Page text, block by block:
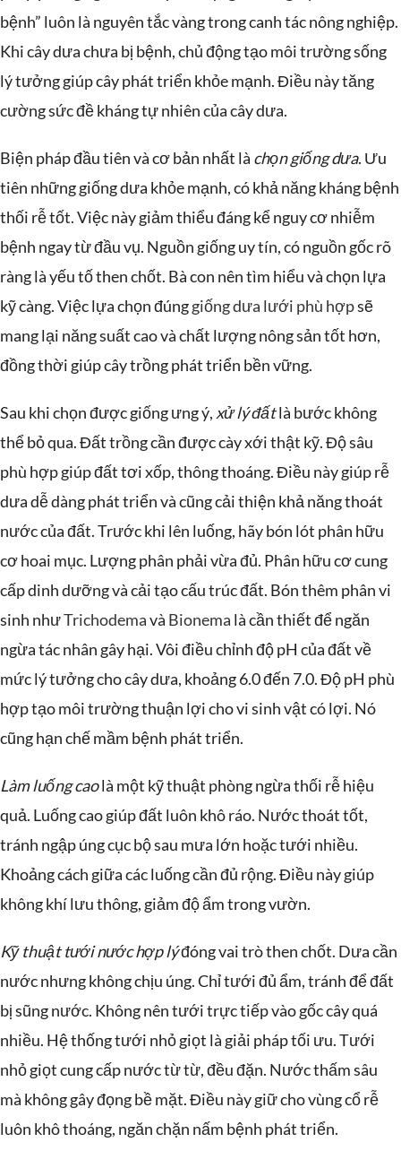
bệnh” luôn là nguyên tắc vàng trong canh tác nông nghiệp.
Khi cây dưa chưa bị bệnh, chủ động tạo môi trường sống
lý tưởng giúp cây phát triển khỏe mạnh. Điều này tăng
cường sức đề kháng tự nhiên của cây dưa.
Biện pháp đầu tiên và cơ bản nhất là chọn giống dưa. Ưu
tiên những giống dưa khỏe mạnh, có khả năng kháng bệnh
thối rễ tốt. Việc này giảm thiểu đáng kể nguy cơ nhiễm
bệnh ngay từ đầu vụ. Nguồn giống uy tín, có nguồn gốc rõ
ràng là yếu tố then chốt. Bà con nên tìm hiểu và chọn lựa
kỹ càng. Việc lựa chọn đúnggiống dưa lưới phù hợpsẽ
mang lại năng suất cao và chất lượng nông sản tốt hơn,
đồng thời giúp cây trồng phát triển bền vững.
Sau khi chọn được giống ưng ý, xử lý đấtlà bước không
thể bỏ qua. Đất trồng cần được cày xới thật kỹ. Độ sâu
phù hợp giúp đất tơi xốp, thông thoáng. Điều này giúp rễ
dưa dễ dàng phát triển và cũng cải thiện khả năng thoát
nước của đất. Trước khi lên luống, hãy bón lót phân hữu
cơ hoai mục. Lượng phân phải vừa đủ. Phân hữu cơ cung
cấp dinh dưỡng và cải tạo cấu trúc đất. Bón thêm phân vi
sinh nhưTrichodemavà Bionema là cần thiết để ngăn
ngừa tác nhân gây hại. Vôi điều chỉnh độ pH của đất về
mức lý tưởng cho cây dưa, khoảng 6.0 đến 7.0. Độ pH phù
hợp tạo môi trường thuận lợi cho vi sinh vật có lợi. Nó
cũng hạn chế mầm bệnh phát triển.
Làm luống caolà một kỹ thuật phòng ngừa thối rễ hiệu
quả. Luống cao giúp đất luôn khô ráo. Nước thoát tốt,
tránh ngập úng cục bộ sau mưa lớn hoặc tưới nhiều.
Khoảng cách giữa các luống cần đủ rộng. Điều này giúp
không khí lưu thông, giảm độ ẩm trong vườn.
Kỹ thuật tưới nước hợp lýđóng vai trò then chốt. Dưa cần
nước nhưng không chịu úng. Chỉ tưới đủ ẩm, tránh để đất
bị sũng nước. Không nên tưới trực tiếp vào gốc cây quá
nhiều. Hệ thống tưới nhỏ giọt là giải pháp tối ưu. Tưới
nhỏ giọt cung cấp nước từ từ, đều đặn. Nước thấm sâu
mà không gây đọng bề mặt. Điều này giữ cho vùng cổ rễ
luôn khô thoáng, ngăn chặn nấm bệnh phát triển.